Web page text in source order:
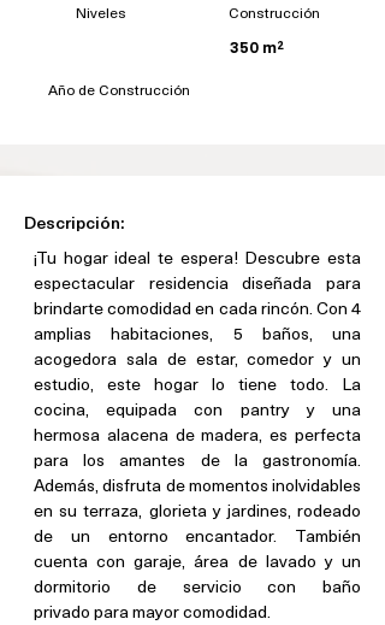
Niveles Construcción
350 m²
Año de Construcción
Descripción:
¡Tu hogar ideal te espera! Descubre esta
espectacular residencia diseñada para
brindarte comodidad en cada rincón. Con 4
amplias habitaciones, 5 baños, una
acogedora sala de estar, comedor y un
estudio, este hogar lo tiene todo. La
cocina, equipada con pantry y una
hermosa alacena de madera, es perfecta
para los amantes de la gastronomía.
Además, disfruta de momentos inolvidables
en su terraza, glorieta y jardines, rodeado
de un entorno encantador. También
cuenta con garaje, área de lavado y un
dormitorio de servicio con baño
privado para mayor comodidad.